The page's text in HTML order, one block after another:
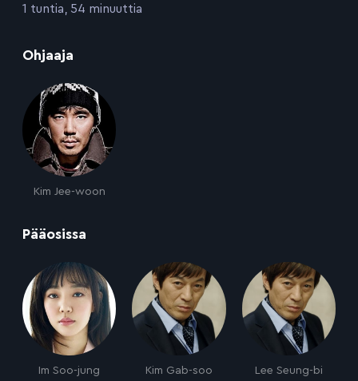
:1 tuntia, 54 minuuttia
Ohjaaja
Kim Jee-woon
Pääosissa
Im Soo-jung Kim Gab-soo Lee Seung-bi